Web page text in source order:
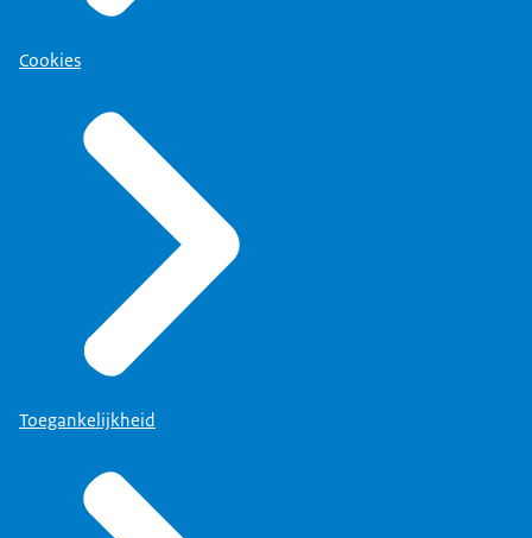
Cookies
Toegankelijkheid